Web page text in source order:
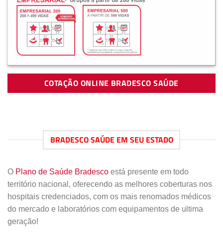
COTAÇÃO ONLINE BRADESCO SAÚDE
BRADESCO SAÚDE EM SEU ESTADO
O Plano de Saúde Bradesco está presente em todo
território nacional, oferecendo as melhores coberturas nos
hospitais credenciados, com os mais renomados médicos
do mercado e laboratórios com equipamentos de ultima
geração!